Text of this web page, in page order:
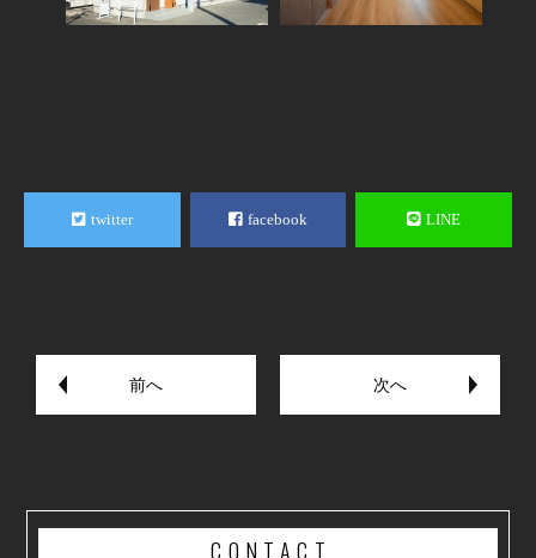
twitter facebook LINE
前へ 次へ
CONTACT